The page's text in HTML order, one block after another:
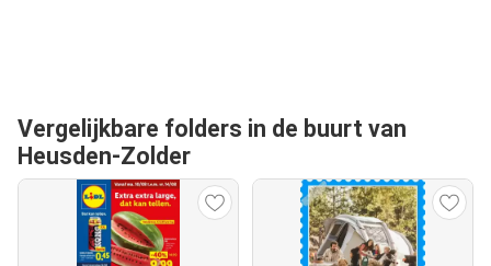
Vergelijkbare folders in de buurt van
Heusden-Zolder